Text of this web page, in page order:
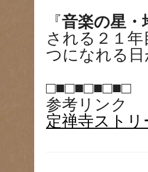
『音楽の星・
される２１
つになれる
□■□■□■□■□
参考リンク
定禅寺スト